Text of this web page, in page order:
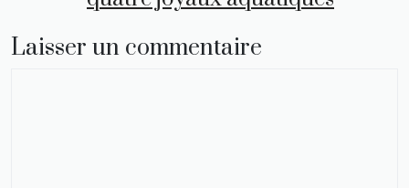
Laisser un commentaire